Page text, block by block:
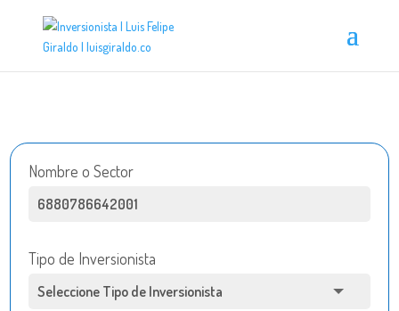
Nombre o Sector
Tipo de Inversionista